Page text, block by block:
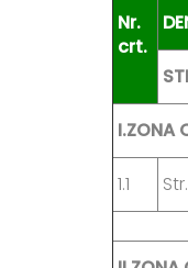
Nr.
crt.
I.ZONA
1.1